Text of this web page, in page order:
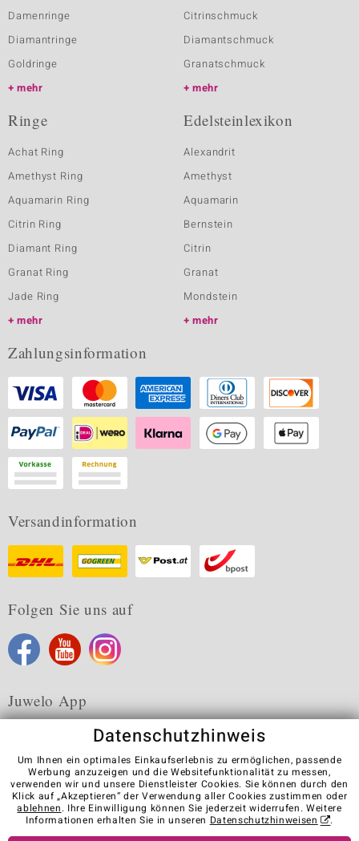
Damenringe
Diamantringe
Goldringe
mehr
Citrinschmuck
Diamantschmuck
Granatschmuck
mehr
Ringe
Achat Ring
Amethyst Ring
Aquamarin Ring
Citrin Ring
Diamant Ring
Granat Ring
Jade Ring
mehr
Edelsteinlexikon
Alexandrit
Amethyst
Aquamarin
Bernstein
Citrin
Granat
Mondstein
mehr
Zahlungsinformation
Versandinformation
Folgen Sie uns auf
Juwelo App
Karriere AGB Datenschutz Cookies
Impressum
Kontakt
Vertrag widerrufen
Visit our stores in other countries:
Datenschutzhinweis
Um Ihnen ein optimales Einkaufserlebnis zu ermöglichen, passende
Werbung anzuzeigen und die Websitefunktionalität zu messen,
verwenden wir und unsere Dienstleister Cookies. Sie können durch den
Klick auf „Akzeptieren“ der Verwendung aller Cookies zustimmen oder
ablehnen. Ihre Einwilligung können Sie jederzeit widerrufen. Weitere
Informationen erhalten Sie in unseren Datenschutzhinweisen .